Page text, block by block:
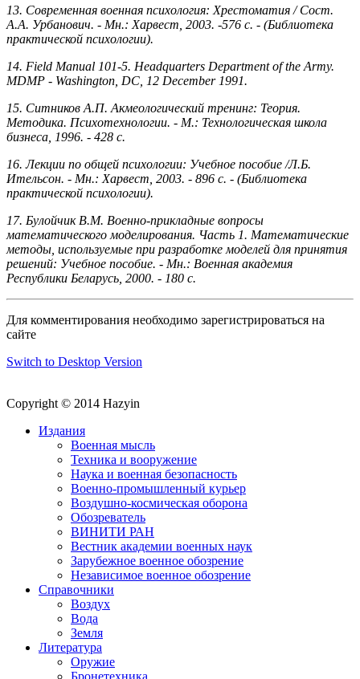
13. Современная военная психология: Хрестоматия / Сост.
А.А. Урбанович. - Мн.: Харвест, 2003. -576 с. - (Библиотека
практической психологии).
14. Field Manual 101-5. Headquarters Department of the Army.
MDMP - Washington, DC, 12 December 1991.
15. Ситников А.П. Акмеологический тренинг: Теория.
Методика. Психотехнологии. - М.: Технологическая школа
бизнеса, 1996. - 428 с.
16. Лекции по общей психологии: Учебное пособие /Л.Б.
Ительсон. - Мн.: Харвест, 2003. - 896 с. - (Библиотека
практической психологии).
17. Булойчик В.М. Военно-прикладные вопросы
математического моделирования. Часть 1. Математические
методы, используемые при разработке моделей для принятия
решений: Учебное пособие. - Мн.: Военная академия
Республики Беларусь, 2000. - 180 с.
Для комментирования необходимо зарегистрироваться на
сайте
Switch to Desktop Version
Copyright © 2014 Hazyin
Издания
Военная мысль
Техника и вооружение
Наука и военная безопасность
Военно-промышленный курьер
Воздушно-космическая оборона
Обозреватель
ВИНИТИ РАН
Вестник академии военных наук
Зарубежное военное обозрение
Независимое военное обозрение
Справочники
Воздух
Вода
Земля
Литература
Оружие
Бронетехника